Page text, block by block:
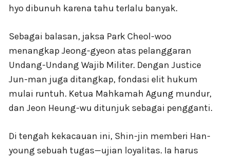
hyo dibunuh karena tahu terlalu banyak.
Sebagai balasan, jaksa Park Cheol-woo
menangkap Jeong-gyeon atas pelanggaran
Undang-Undang Wajib Militer. Dengan Justice
Jun-man juga ditangkap, fondasi elit hukum
mulai runtuh. Ketua Mahkamah Agung mundur,
dan Jeon Heung-wu ditunjuk sebagai pengganti.
Di tengah kekacauan ini, Shin-jin memberi Han-
young sebuah tugas—ujian loyalitas. Ia harus